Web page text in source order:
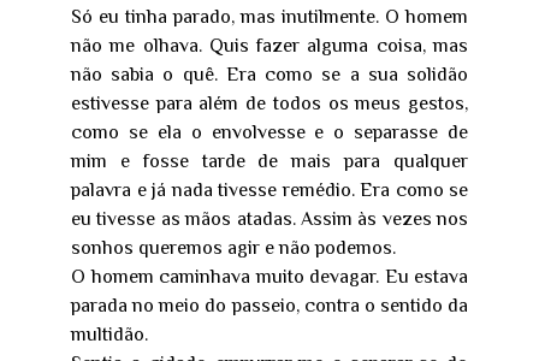
Só eu tinha parado, mas inutilmente. O homem
não me olhava. Quis fazer alguma coisa, mas
não sabia o quê. Era como se a sua solidão
estivesse para além de todos os meus gestos,
como se ela o envolvesse e o separasse de
mim e fosse tarde de mais para qualquer
palavra e já nada tivesse remédio. Era como se
eu tivesse as mãos atadas. Assim às vezes nos
sonhos queremos agir e não podemos.
O homem caminhava muito devagar. Eu estava
parada no meio do passeio, contra o sentido da
multidão.